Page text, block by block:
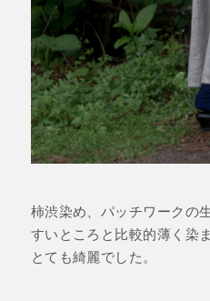
柿渋染め、パッチワークの
すいところと比較的薄く染
とても綺麗でした。